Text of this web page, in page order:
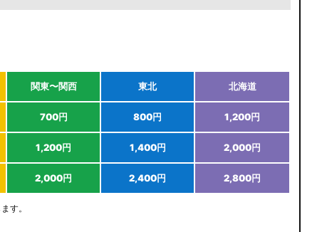
関東〜関西 東北 北海道
700円 800円 1,200円
1,200円 1,400円 2,000円
2,000円 2,400円 2,800円
す。